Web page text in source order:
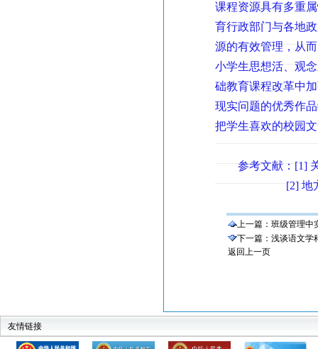
课程资源具有多重
育行政部门与各地
源的有效管理，从
小学生思想活、观
础教育课程改革中
现实问题的优秀作
把学生喜欢的校园
参考文献：[1] 关
[2] 地方对校
上一篇： 班级管理中
下一篇： 浅谈语文学
返回上一页
友情链接
教育部
科技部 建设部 中华人民共和国监察部
全国高教工委素